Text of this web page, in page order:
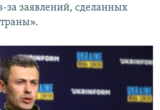
за заявлений, сделанных